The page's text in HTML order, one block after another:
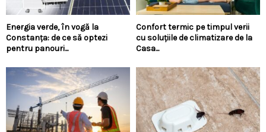
Energia verde, în vogă la
Constanța: de ce să optezi
pentru panouri...
Confort termic pe timpul verii
cu soluțiile de climatizare de la
Casa...